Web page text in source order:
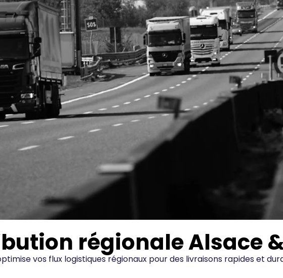
régionale Alsace
vos flux logistiques régionaux pour des livraisons rapides et